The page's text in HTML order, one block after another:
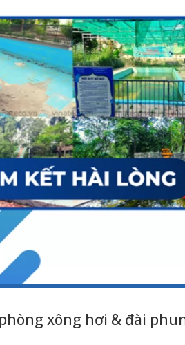
xông hơi & đài